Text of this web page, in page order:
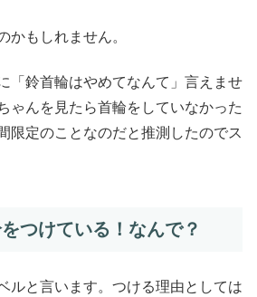
かもしれません。
「鈴首輪はやめてなんて」言えませ
ゃんを見たら首輪をしていなかった
限定のことなのだと推測したのでス
をつけている！なんで？
ルと言います。つける理由としては